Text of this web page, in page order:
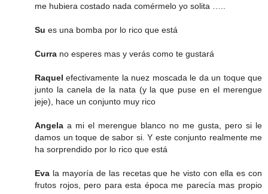
me hubiera costado nada comérmelo yo solita …..
Su es una bomba por lo rico que está
Curra no esperes mas y verás como te gustará
Raquelefectivamente la nuez moscada le da un toque que
junto la canela de la nata (y la que puse en el merengue
jeje), hace un conjunto muy rico
Angela a mi el merengue blanco no me gusta, pero si le
damos un toque de sabor si. Y este conjunto realmente me
ha sorprendido por lo rico que está
Eva la mayoría de las recetas que he visto con ella es con
frutos rojos, pero para esta época me parecía mas propio